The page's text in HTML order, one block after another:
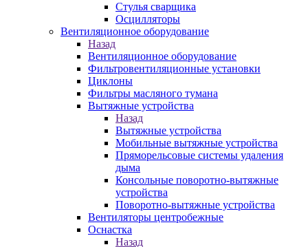
Стулья сварщика
Осцилляторы
Вентиляционное оборудование
Назад
Вентиляционное оборудование
Фильтровентиляционные установки
Циклоны
Фильтры масляного тумана
Вытяжные устройства
Назад
Вытяжные устройства
Мобильные вытяжные устройства
Пряморельсовые системы удаления
дыма
Консольные поворотно-вытяжные
устройства
Поворотно-вытяжные устройства
Вентиляторы центробежные
Оснастка
Назад